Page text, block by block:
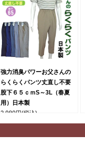
強力消臭パワーお父さんの
らくらくパンツ丈直し不要
股下６５ｃｍS～3L（春夏
用）日本製
2,980円(税込)